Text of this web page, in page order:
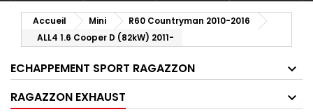
Accueil Mini
R60 Countryman 2010-2016
ALL4 1.6 Cooper D (82kW) 2011-
ECHAPPEMENT SPORT RAGAZZON
RAGAZZON EXHAUST